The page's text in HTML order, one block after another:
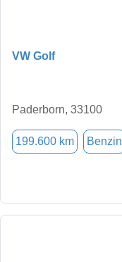
VW Golf
Paderborn, 33100
199.600 km Benzin